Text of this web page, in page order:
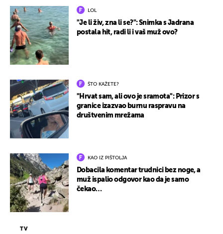
LOL
"Je li živ, zna li se?": Snimka s Jadrana
postala hit, radi li i vaš muž ovo?
ŠTO KAŽETE?
"Hrvat sam, ali ovo je sramota": Prizor s
granice izazvao burnu raspravu na
društvenim mrežama
KAO IZ PIŠTOLJA
Dobacila komentar trudnici bez noge, a
muž ispalio odgovor kao da je samo
čekao…
TV